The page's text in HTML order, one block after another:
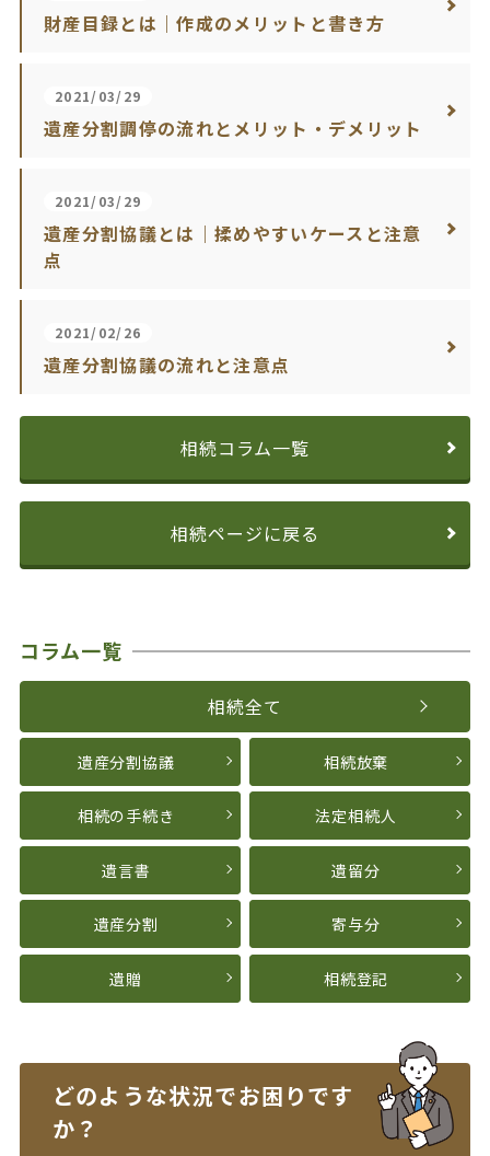
財産目録とは｜作成のメリットと書き方
2021/03/29
遺産分割調停の流れとメリット・デメリット
2021/03/29
遺産分割協議とは｜揉めやすいケースと注意
点
2021/02/26
遺産分割協議の流れと注意点
相続コラム一覧
相続ページに戻る
コラム一覧
相続全て
遺産分割協議 相続放棄
相続の手続き 法定相続人
遺言書 遺留分
遺産分割 寄与分
遺贈 相続登記
どのような状況でお困りです
か？